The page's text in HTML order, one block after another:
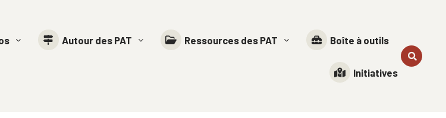
Autour des PAT Ressources des PAT Boîte à outils
Initiatives